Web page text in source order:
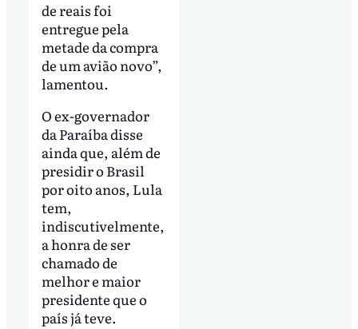
de reais foi
entregue pela
metade da compra
de um avião novo”,
lamentou.
O ex-governador
da Paraíba disse
ainda que, além de
presidir o Brasil
por oito anos, Lula
tem,
indiscutivelmente,
a honra de ser
chamado de
melhor e maior
presidente que o
país já teve.